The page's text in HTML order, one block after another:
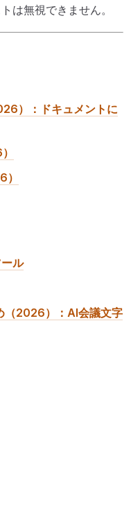
は無視できません。
）：ドキュメントに
ル
（2026）：AI会議文字